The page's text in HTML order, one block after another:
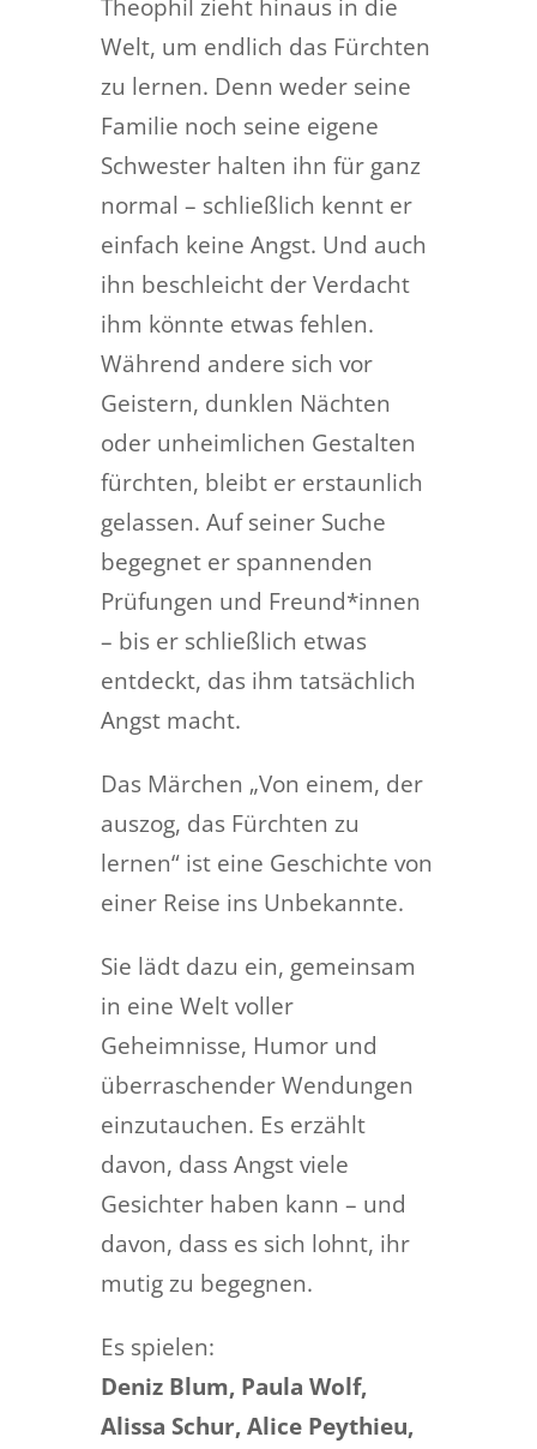
Theophil zieht hinaus in die
Welt, um endlich das Fürchten
zu lernen. Denn weder seine
Familie noch seine eigene
Schwester halten ihn für ganz
normal – schließlich kennt er
einfach keine Angst. Und auch
ihn beschleicht der Verdacht
ihm könnte etwas fehlen.
Während andere sich vor
Geistern, dunklen Nächten
oder unheimlichen Gestalten
fürchten, bleibt er erstaunlich
gelassen. Auf seiner Suche
begegnet er spannenden
Prüfungen und Freund*innen
– bis er schließlich etwas
entdeckt, das ihm tatsächlich
Angst macht.
Das Märchen „Von einem, der
auszog, das Fürchten zu
lernen“ ist eine Geschichte von
einer Reise ins Unbekannte.
Sie lädt dazu ein, gemeinsam
in eine Welt voller
Geheimnisse, Humor und
überraschender Wendungen
einzutauchen. Es erzählt
davon, dass Angst viele
Gesichter haben kann – und
davon, dass es sich lohnt, ihr
mutig zu begegnen.
Es spielen:
Deniz Blum, Paula Wolf,
Alissa Schur, Alice Peythieu,